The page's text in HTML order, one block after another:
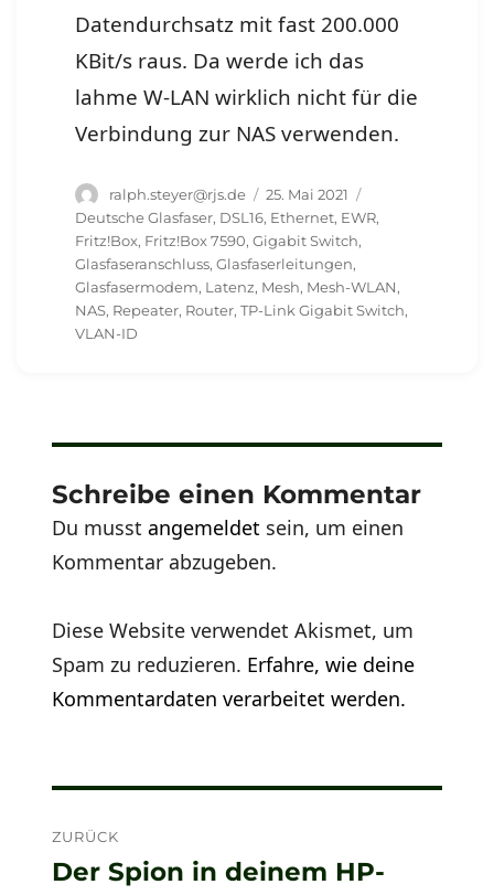
Datendurchsatz mit fast 200.000
KBit/s raus. Da werde ich das
lahme W-LAN wirklich nicht für die
Verbindung zur NAS verwenden.
Autor
ralph.steyer@rjs.de
Veröffentlicht
am
25. Mai 2021
Deutsche Glasfaser, DSL16, Ethernet, EWR,
Fritz!Box, Fritz!Box 7590,Gigabit Switch,
Glasfaseranschluss,Glasfaserleitungen,
Glasfasermodem, Latenz, Mesh, Mesh-WLAN,
NAS, Repeater, Router,TP-Link Gigabit Switch,
VLAN-ID
Schreibe einen Kommentar
Du musstangemeldet sein, um einen
Kommentar abzugeben.
Diese Website verwendet Akismet, um
Spam zu reduzieren. Erfahre, wie deine
Kommentardaten verarbeitet werden.
ZURÜCK
Vorheriger
Der Spion in deinem HP-